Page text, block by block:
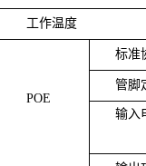
工作温度
POE
标准
管脚
输